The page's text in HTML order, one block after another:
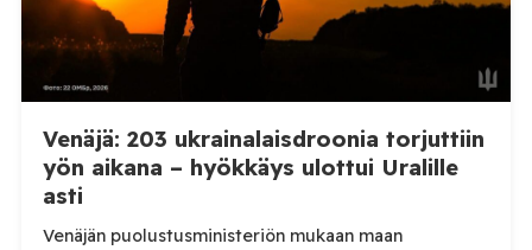
Venäjä: 203 ukrainalaisdroonia torjuttiin
yön aikana – hyökkäys ulottui Uralille
asti
Venäjän puolustusministeriön mukaan maan